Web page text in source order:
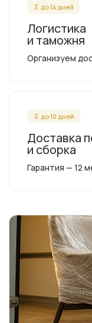
до 14 дней
Логистика
и таможня
Организуем
до 10 дней
Доставка
и сборка
Гарантия — 12